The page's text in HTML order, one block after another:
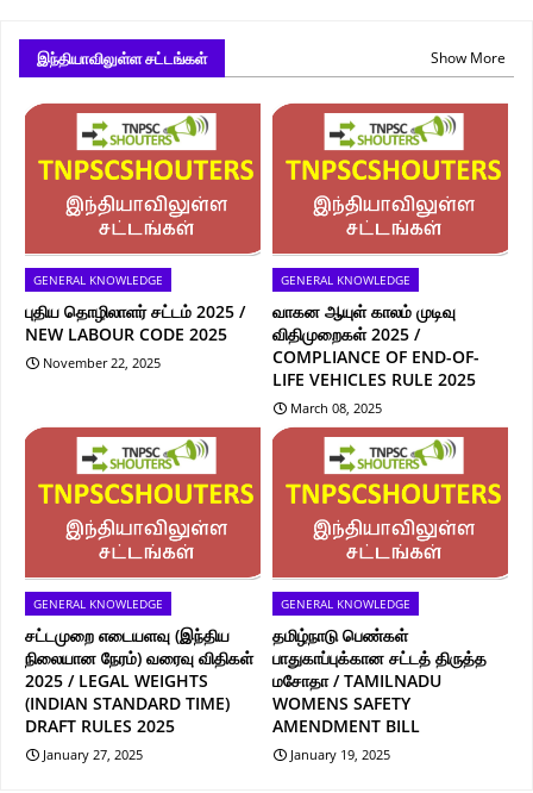
இந்தியாவிலுள்ள சட்டங்கள் Show More
GENERAL KNOWLEDGE
புதிய தொழிலாளர் சட்டம் 2025 /
NEW LABOUR CODE 2025
November 22, 2025
GENERAL KNOWLEDGE
வாகன ஆயுள் காலம் முடிவு
விதிமுறைகள் 2025 /
COMPLIANCE OF END-OF-
LIFE VEHICLES RULE 2025
March 08, 2025
GENERAL KNOWLEDGE
சட்டமுறை எடையளவு (இந்திய
நிலையான நேரம்) வரைவு விதிகள்
2025 / LEGAL WEIGHTS
(INDIAN STANDARD TIME)
DRAFT RULES 2025
January 27, 2025
GENERAL KNOWLEDGE
தமிழ்நாடு பெண்கள்
பாதுகாப்புக்கான சட்டத் திருத்த
மசோதா / TAMILNADU
WOMENS SAFETY
AMENDMENT BILL
January 19, 2025